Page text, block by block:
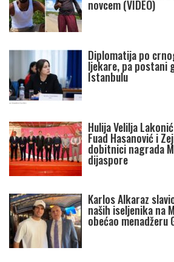
novcem (VIDEO)
Diplomatija po
ljekare, pa postani
Istanbulu
Hulija Velilja
Fuad Hasanović i
dobitnici nagrada
dijaspore
Karlos Alkaraz
naših iseljenika na
obećao menadžeru